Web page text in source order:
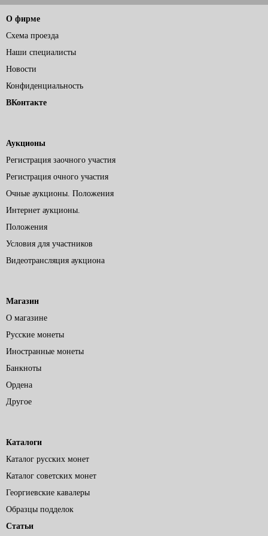
О фирме
Схема проезда
Наши специалисты
Новости
Конфиденциальность
ВКонтакте
Аукционы
Регистрация заочного участия
Регистрация очного участия
Очные аукционы. Положения
Интернет аукционы.
Положения
Условия для участников
Видеотрансляция аукциона
Магазин
О магазине
Русские монеты
Иностранные монеты
Банкноты
Ордена
Другое
Каталоги
Каталог русских монет
Каталог советских монет
Георгиевские кавалеры
Образцы подделок
Статьи